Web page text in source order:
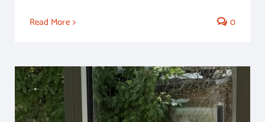
Read More 0